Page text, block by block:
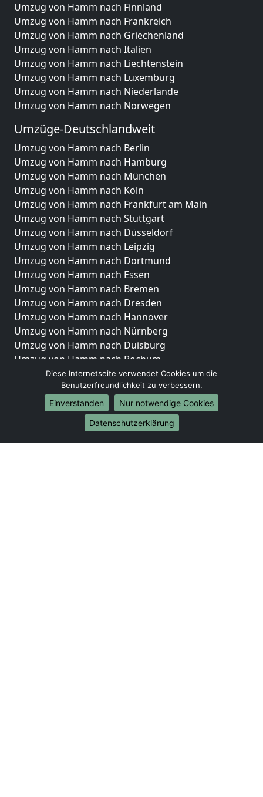
Umzug von Hamm nach Finnland
Umzug von Hamm nach Frankreich
Umzug von Hamm nach Griechenland
Umzug von Hamm nach Italien
Umzug von Hamm nach Liechtenstein
Umzug von Hamm nach Luxemburg
Umzug von Hamm nach Niederlande
Umzug von Hamm nach Norwegen
Umzüge-Deutschlandweit
Umzug von Hamm nach Berlin
Umzug von Hamm nach Hamburg
Umzug von Hamm nach München
Umzug von Hamm nach Köln
Umzug von Hamm nach Frankfurt am Main
Umzug von Hamm nach Stuttgart
Umzug von Hamm nach Düsseldorf
Umzug von Hamm nach Leipzig
Umzug von Hamm nach Dortmund
Umzug von Hamm nach Essen
Umzug von Hamm nach Bremen
Umzug von Hamm nach Dresden
Umzug von Hamm nach Hannover
Umzug von Hamm nach Nürnberg
Umzug von Hamm nach Duisburg
Umzug von Hamm nach Bochum
Umzug von Hamm nach Wuppertal
Umzug von Hamm nach Bielefeld
Umzug von Hamm nach Bonn
Umzug von Hamm nach Münster
Diese Internetseite verwendet Cookies um die
Benutzerfreundlichkeit zu verbessern.
Einverstanden
Nur notwendige Cookies
Datenschutzerklärung